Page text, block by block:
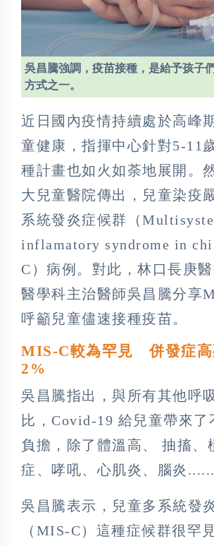
吳昌騰強調，疫苗接種，是給予孩子
方式之一。
近日國內疫情持續處於高峰
童健康，指揮中心針對5-11
種計畫也如火如荼地展開。
大兒童醫院傳出，兒童染疫
系統發炎症候群（
inflamatory syndrome in
C）病例。對此，林口長庚
醫學科主治醫師吳昌騰分享
呼籲兒童儘速接種疫苗。
MIS-C較為罕見 併發症高
2%
吳昌騰指出，與所有其他呼
比，Covid-19 給兒童帶來了
負擔，除了體溫高、 抽搐、
症、哮吼、心肌炎、腦炎......
吳昌騰表示，兒童多系統發
（MIS-C）這種症候群很罕